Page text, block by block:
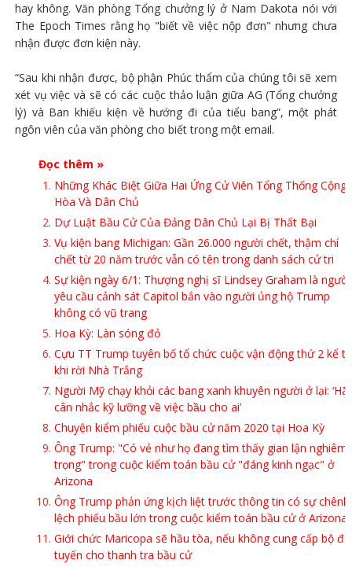
hay không. Văn phòng Tổng chưởng lý ở Nam Dakota nói với
The Epoch Times rằng họ "biết về việc nộp đơn" nhưng chưa
nhận được đơn kiện này.
“Sau khi nhận được, bộ phận Phúc thẩm của chúng tôi sẽ xem
xét vụ việc và sẽ có các cuộc thảo luận giữa AG (Tổng chưởng
lý) và Ban khiếu kiện về hướng đi của tiểu bang”, một phát
ngôn viên của văn phòng cho biết trong một email.
Đọc thêm »
Những Khác Biệt Giữa Hai Ứng Cử Viên Tổng Thống Cộng
Hòa Và Dân Chủ
Dự Luật Bầu Cử Của Đảng Dân Chủ Lại Bị Thất Bại
Vụ kiện bang Michigan: Gần 26.000 người chết, thậm chí
chết từ 20 năm trước vẫn có tên trong danh sách cử tri
Sự kiện ngày 6/1: Thượng nghị sĩ Lindsey Graham là người
yêu cầu cảnh sát Capitol bắn vào người ủng hộ Trump
không có vũ trang
Hoa Kỳ: Làn sóng đỏ
Cựu TT Trump tuyên bố tổ chức cuộc vận động thứ 2 kể từ
khi rời Nhà Trắng
Người Mỹ chạy khỏi các bang xanh khuyên người ở lại:
cân nhắc kỹ lưỡng về việc bầu cho ai’
Chuyện kiểm phiếu cuộc bầu cử năm 2020 tại Hoa Kỳ
Ông Trump: "Có vẻ như họ đang tìm thấy gian lận nghiêm
trọng" trong cuộc kiểm toán bầu cử "đáng kinh ngạc" ở
Arizona
Ông Trump phản ứng kịch liệt trước thông tin có sự chênh
lệch phiếu bầu lớn trong cuộc kiểm toán bầu cử ở Arizona
Giới chức Maricopa sẽ hầu tòa, nếu không cung cấp bộ
tuyến cho thanh tra bầu cử